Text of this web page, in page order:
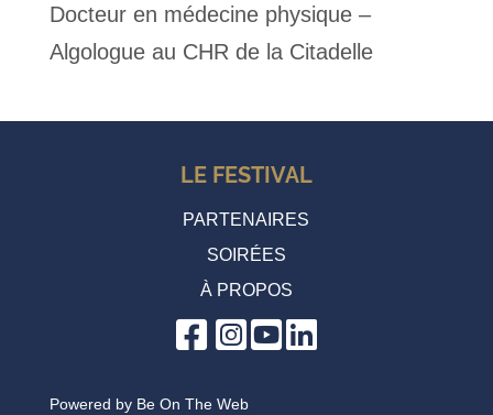
Docteur en médecine physique –
Algologue au CHR de la Citadelle
LE FESTIVAL
PARTENAIRES
SOIRÉES
À PROPOS
Powered by Be On The Web